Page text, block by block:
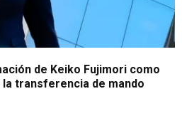
de Keiko Fujimori como
transferencia de mando